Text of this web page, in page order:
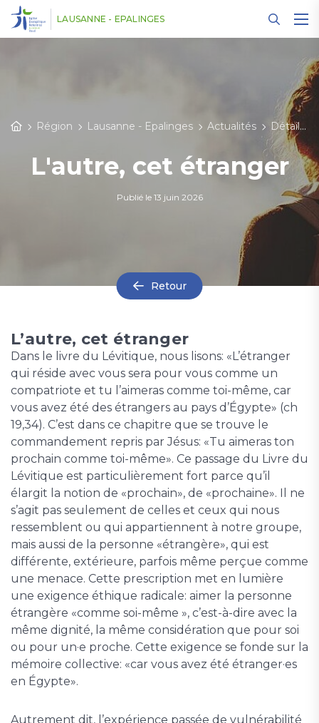
LAUSANNE - EPALINGES
Région Lausanne - Epalinges Actualités Détail des actualités
L'autre, cet étranger
Publié le 13 juin 2026
Retour
L’autre, cet étranger
Dans le livre du Lévitique, nous lisons: «L’étranger
qui réside avec vous sera pour vous comme un
compatriote et tu l’aimeras comme toi-même, car
vous avez été des étrangers au pays d’Égypte» (ch
19,34). C’est dans ce chapitre que se trouve le
commandement repris par Jésus: «Tu aimeras ton
prochain comme toi-même». Ce passage du Livre du
Lévitique est particulièrement fort parce qu’il
élargit la notion de «prochain», de «prochaine». Il ne
s’agit pas seulement de celles et ceux qui nous
ressemblent ou qui appartiennent à notre groupe,
mais aussi de la personne «étrangère», qui est
différente, extérieure, parfois même perçue comme
une menace. Cette prescription met en lumière
une exigence éthique radicale: aimer la personne
étrangère «comme soi-même », c’est-à-dire avec la
même dignité, la même considération que pour soi
ou pour un·e proche. Cette exigence se fonde sur la
mémoire collective: «car vous avez été étranger·es
en Égypte».
Autrement dit, l’expérience passée de vulnérabilité
Panneau de gestion des cookies